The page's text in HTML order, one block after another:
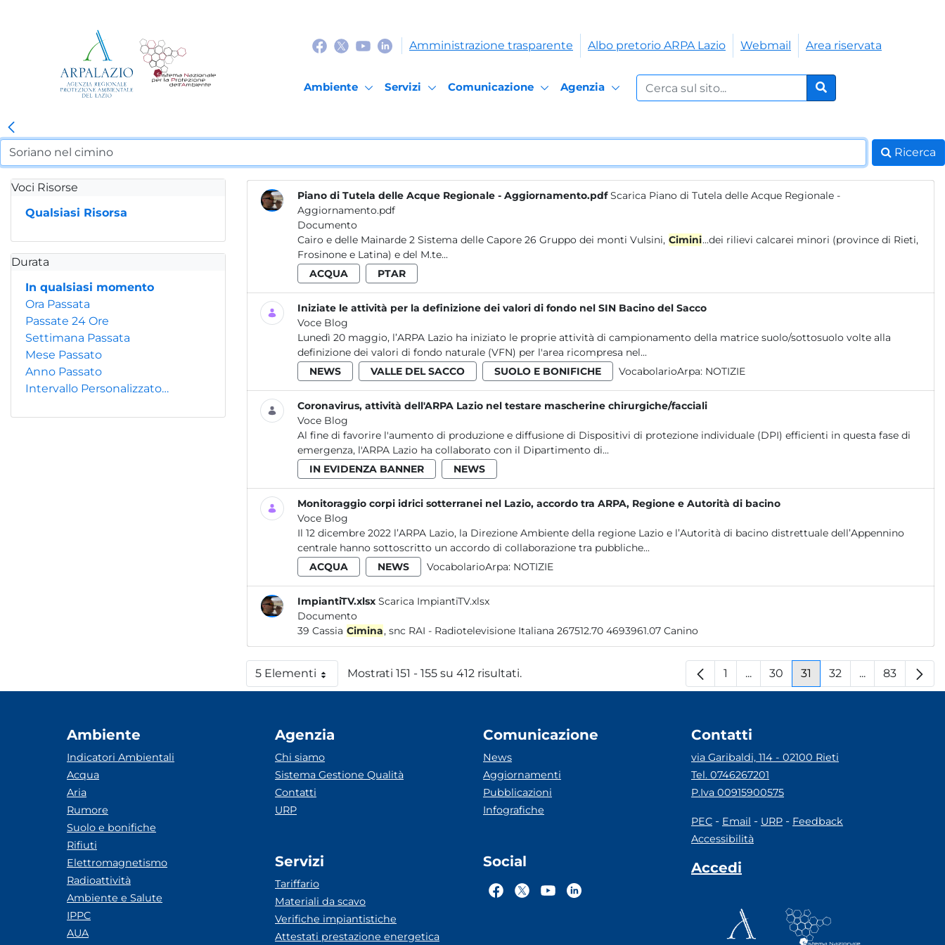
Amministrazione trasparente Albo pretorio ARPA Lazio Webmail Area riservata
Ambiente Servizi Comunicazione Agenzia
Cerca nel sito:
Cerca
Ricerca
Voci Risorse
Qualsiasi Risorsa
Durata
In qualsiasi momento
Ora Passata
Passate 24 Ore
Settimana Passata
Mese Passato
Anno Passato
Intervallo Personalizzato…
Piano di Tutela delle Acque Regionale - Aggiornamento.pdf Scarica Piano di Tutela delle Acque Regionale -
Aggiornamento.pdf
Documento
Cairo e delle Mainarde 2 Sistema delle Capore 26 Gruppo dei monti Vulsini, Cimini...dei rilievi calcarei minori (province di Rieti,
Frosinone e Latina) e del M.te...
ACQUA
PTAR
Iniziate le attività per la definizione dei valori di fondo nel SIN Bacino del Sacco
Voce Blog
Lunedì 20 maggio, l’ARPA Lazio ha iniziato le proprie attività di campionamento della matrice suolo/sottosuolo volte alla
definizione dei valori di fondo naturale (VFN) per l'area ricompresa nel...
NEWS
VALLE DEL SACCO SUOLO E BONIFICHE VocabolarioArpa: NOTIZIE
Coronavirus, attività dell'ARPA Lazio nel testare mascherine chirurgiche/facciali
Voce Blog
Al fine di favorire l'aumento di produzione e diffusione di Dispositivi di protezione individuale (DPI) efficienti in questa fase di
emergenza, l'ARPA Lazio ha collaborato con il Dipartimento di...
IN EVIDENZA BANNER
NEWS
Monitoraggio corpi idrici sotterranei nel Lazio, accordo tra ARPA, Regione e Autorità di bacino
Voce Blog
Il 12 dicembre 2022 l’ARPA Lazio, la Direzione Ambiente della regione Lazio e l’Autorità di bacino distrettuale dell’Appennino
centrale hanno sottoscritto un accordo di collaborazione tra pubbliche...
ACQUA
NEWS VocabolarioArpa: NOTIZIE
ImpiantiTV.xlsx Scarica ImpiantiTV.xlsx
Documento
39 Cassia Cimina , snc RAI - Radiotelevisione Italiana 267512.70 4693961.07 Canino
5 ElementiPer paginaMostrati 151 - 155 su 412 risultati. Pagina
1 ...Pagine intermedie
Pagina
30 Pagina
31 Pagina
32 ...PaginePagina
83
Ambiente
Indicatori Ambientali
Acqua
Aria
Rumore
Suolo e bonifiche
Rifiuti
Elettromagnetismo
Radioattività
Ambiente e Salute
IPPC
AUA
Agenzia
Chi siamo
Sistema Gestione Qualità
Contatti
URP
Servizi
Tariffario
Materiali da scavo
Verifiche impiantistiche
Attestati prestazione energetica
Comunicazione
News
Aggiornamenti
Pubblicazioni
Infografiche
Social
Contatti
via Garibaldi, 114 - 02100 Rieti
Tel. 0746267201
P.Iva 00915900575
PEC - Email - URP - Feedback
Accessibilità
Accedi